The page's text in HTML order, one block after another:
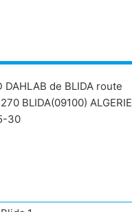
DAHLAB de BLIDA route
BLIDA(09100) ALGERIE
30